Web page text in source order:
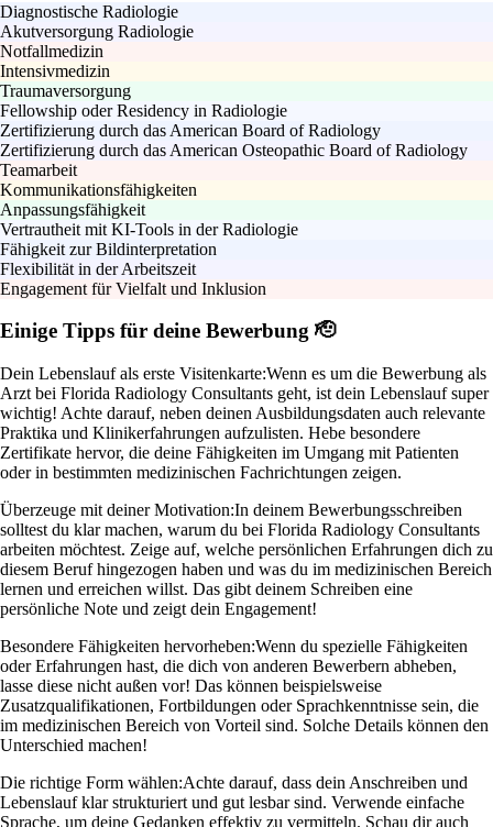
Diagnostische Radiologie
Akutversorgung Radiologie
Notfallmedizin
Intensivmedizin
Traumaversorgung
Fellowship oder Residency in Radiologie
Zertifizierung durch das American Board of Radiology
Zertifizierung durch das American Osteopathic Board of Radiology
Teamarbeit
Kommunikationsfähigkeiten
Anpassungsfähigkeit
Vertrautheit mit KI-Tools in der Radiologie
Fähigkeit zur Bildinterpretation
Flexibilität in der Arbeitszeit
Engagement für Vielfalt und Inklusion
Einige Tipps für deine Bewerbung 🫡
Dein Lebenslauf als erste Visitenkarte:Wenn es um die Bewerbung als
Arzt bei Florida Radiology Consultants geht, ist dein Lebenslauf super
wichtig! Achte darauf, neben deinen Ausbildungsdaten auch relevante
Praktika und Klinikerfahrungen aufzulisten. Hebe besondere
Zertifikate hervor, die deine Fähigkeiten im Umgang mit Patienten
oder in bestimmten medizinischen Fachrichtungen zeigen.
Überzeuge mit deiner Motivation:In deinem Bewerbungsschreiben
solltest du klar machen, warum du bei Florida Radiology Consultants
arbeiten möchtest. Zeige auf, welche persönlichen Erfahrungen dich zu
diesem Beruf hingezogen haben und was du im medizinischen Bereich
lernen und erreichen willst. Das gibt deinem Schreiben eine
persönliche Note und zeigt dein Engagement!
Besondere Fähigkeiten hervorheben:Wenn du spezielle Fähigkeiten
oder Erfahrungen hast, die dich von anderen Bewerbern abheben,
lasse diese nicht außen vor! Das können beispielsweise
Zusatzqualifikationen, Fortbildungen oder Sprachkenntnisse sein, die
im medizinischen Bereich von Vorteil sind. Solche Details können den
Unterschied machen!
Die richtige Form wählen:Achte darauf, dass dein Anschreiben und
Lebenslauf klar strukturiert und gut lesbar sind. Verwende einfache
Sprache, um deine Gedanken effektiv zu vermitteln. Schau dir auch